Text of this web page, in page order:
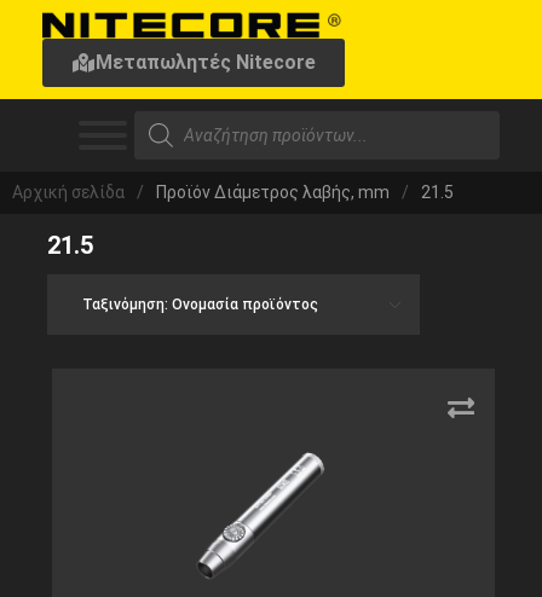
Μεταπωλητές Nitecore
Αρχική σελίδα / Προϊόν Διάμετρος λαβής, mm / 21.5
21.5